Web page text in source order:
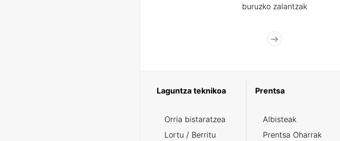
buruzko zalantzak
Laguntza teknikoa
Orria bistaratzea
Lortu / Berritu
Prentsa
Albisteak
Prentsa Oharrak